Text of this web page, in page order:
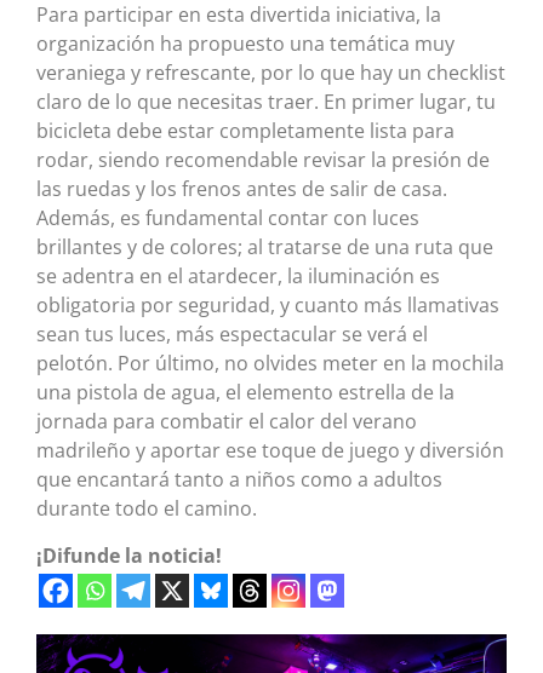
Para participar en esta divertida iniciativa, la
organización ha propuesto una temática muy
veraniega y refrescante, por lo que hay un checklist
claro de lo que necesitas traer. En primer lugar, tu
bicicleta debe estar completamente lista para
rodar, siendo recomendable revisar la presión de
las ruedas y los frenos antes de salir de casa.
Además, es fundamental contar con luces
brillantes y de colores; al tratarse de una ruta que
se adentra en el atardecer, la iluminación es
obligatoria por seguridad, y cuanto más llamativas
sean tus luces, más espectacular se verá el
pelotón. Por último, no olvides meter en la mochila
una pistola de agua, el elemento estrella de la
jornada para combatir el calor del verano
madrileño y aportar ese toque de juego y diversión
que encantará tanto a niños como a adultos
durante todo el camino.
¡Difunde la noticia!